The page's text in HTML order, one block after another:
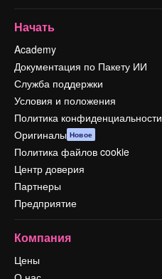
Начать
Academy
Документация по Пакету ИИ
Служба поддержки
Условия и положения
Политика конфиденциальности
Оригиналы Новое
Политика файлов cookie
Центр доверия
Партнеры
Предприятие
Компания
Цены